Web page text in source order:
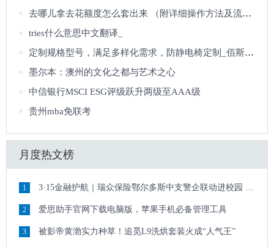
去哪儿拿去花额度怎么套出来 （附详细操作方法及流程）
tries什么意思中文翻译_
定制规格型号，满足多样化需求，防静电椅定制_佰斯特POUSTO
墨尔本：澳州的文化之都与艺术之心
中信银行MSCI ESG评级跃升两级至AAA级
贵州mba免联考
月度热文榜
1 3·15金融护航｜瑞众保险鄂尔多斯中支警企联动进校园 清朗金融护青春
2 爱思助手官网下载电脑版，苹果手机必备管理工具
3 被影帝黄渤实力种草！追觅L9洗烘套装火成“人气王”